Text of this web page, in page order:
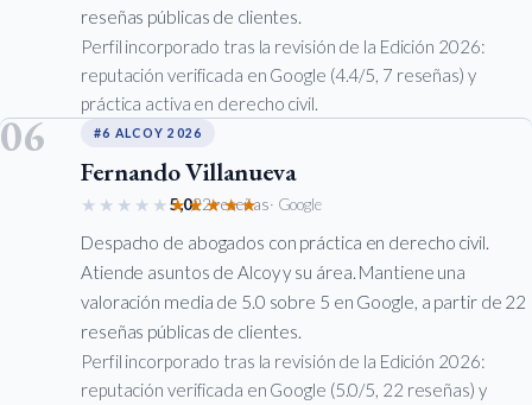
reseñas públicas de clientes.
Perfil incorporado tras la revisión de la Edición 2026:
reputación verificada en Google (4.4/5, 7 reseñas) y
práctica activa en derecho civil.
06 #6 ALCOY 2026
Fernando Villanueva
★★★★★★★★★★
5,022 reseñas· Google
Despacho de abogados con práctica en derecho civil.
Atiende asuntos de Alcoy y su área. Mantiene una
valoración media de 5.0 sobre 5 en Google, a partir de 22
reseñas públicas de clientes.
Perfil incorporado tras la revisión de la Edición 2026:
reputación verificada en Google (5.0/5, 22 reseñas) y